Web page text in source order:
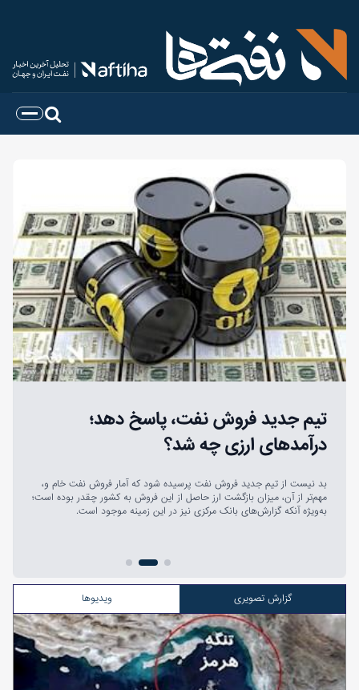
تیم جدید فروش نفت، پاسخ دهد؛
درآمدهای ارزی چه شد؟
بد نیست از تیم جدید فروش نفت پرسیده شود که آمار فروش نفت خام و،
مهم‌تر از آن، میزان بازگشت ارز حاصل از این فروش به کشور چقدر بوده است؛
به‌ویژه آنکه گزارش‌های بانک مرکزی نیز در این زمینه موجود است.
گزارش تصویری ویدیوها